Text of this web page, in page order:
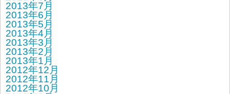
2013年7月
2013年6月
2013年5月
2013年4月
2013年3月
2013年2月
2013年1月
2012年12月
2012年11月
2012年10月